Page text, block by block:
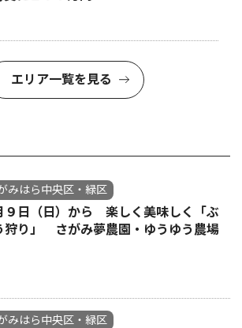
エリア一覧を見る
みはら中央区・緑区
９日（日）から 楽しく美味しく「ぶ
狩り」 さがみ夢農園・ゆうゆう農場
みはら中央区・緑区